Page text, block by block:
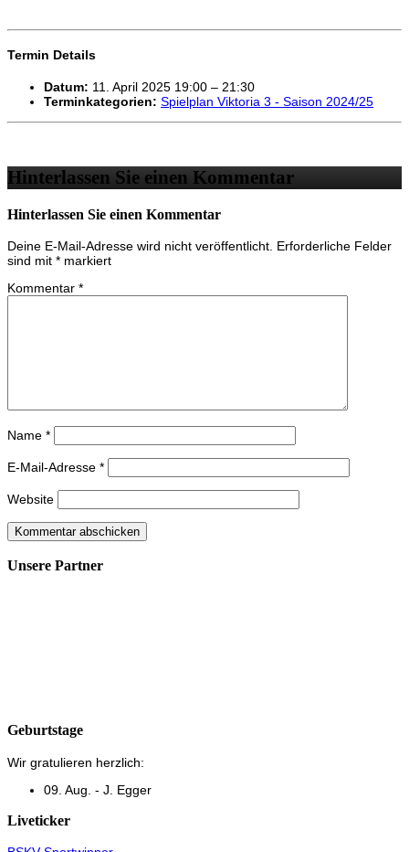
Termin Details
Datum: 11. April 2025 19:00 – 21:30
Terminkategorien: Spielplan Viktoria 3 - Saison 2024/25
Hinterlassen Sie einen Kommentar
Hinterlassen Sie einen Kommentar
Deine E-Mail-Adresse wird nicht veröffentlicht. Erforderliche Felder
sind mit * markiert
Kommentar *
Name *
E-Mail-Adresse *
Website
Unsere Partner
Geburtstage
Wir gratulieren herzlich:
09. Aug. - J. Egger
Liveticker